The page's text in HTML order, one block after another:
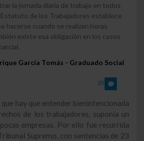
la jornada diaria de trabajo en todos
de los Trabajadores establece
hacerse cuando se realizan horas
existe esa obligación en los casos
García Tomás - Graduado Social
(0)
hay que entender bienintencionada
de los trabajadores, suponía un
empresas. Por ello fue recurrida
Supremo, con sentencias de 23